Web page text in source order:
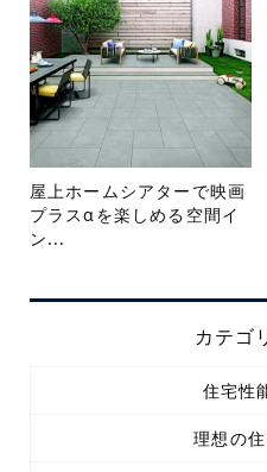
屋上ホームシアターで映画
プラスαを楽しめる空間イ
ン...
カテゴ
住宅性
理想の